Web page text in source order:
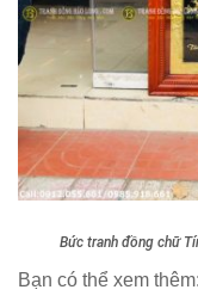
Bức tranh đồng chữ
Bạn có thể xem thêm: